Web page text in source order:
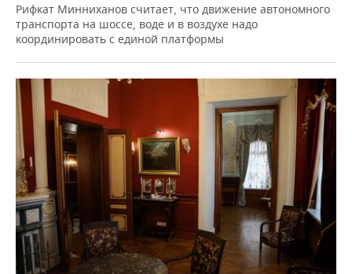
Рифкат Минниханов считает, что движение автономного
транспорта на шоссе, воде и в воздухе надо
координировать с единой платформы